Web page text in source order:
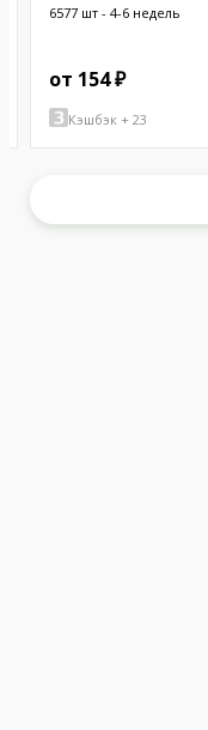
Ø9,7x4,5мм; SMT
6577 шт - 4-6 недель
от 154 ₽
Кэшбэк + 23